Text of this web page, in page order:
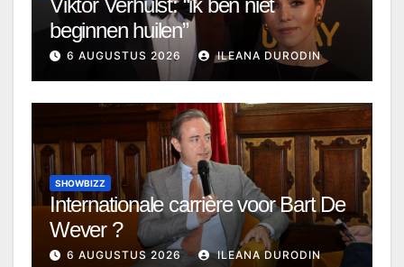
Viktor Verhulst: “ik ben niet
beginnen huilen”
6 AUGUSTUS 2026 ILEANA DURODIN
SHOWBIZZ
Internationale carrière voor Bart De
Wever ?
6 AUGUSTUS 2026 ILEANA DURODIN